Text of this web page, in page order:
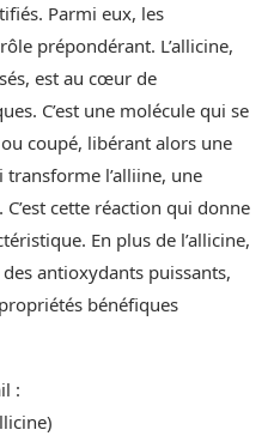
Parmi eux, les
prépondérant. L’allicine,
est au cœur de
C’est une molécule qui se
coupé, libérant alors une
l’alliine, une
cette réaction qui donne
En plus de l’allicine,
antioxydants puissants,
bénéfiques
: